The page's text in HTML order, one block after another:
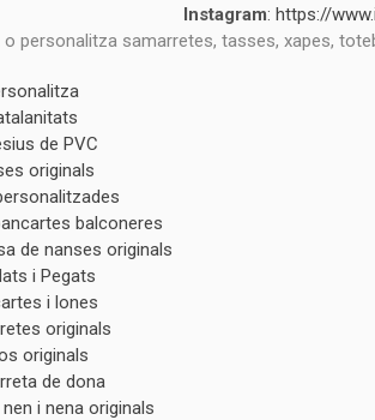
Instagram:https://
personalitza samarretes, tasses, xapes,
de PVC
originals
balconeres
de nanses originals
i Pegats
i lones
originals
originals
de dona
i nena originals